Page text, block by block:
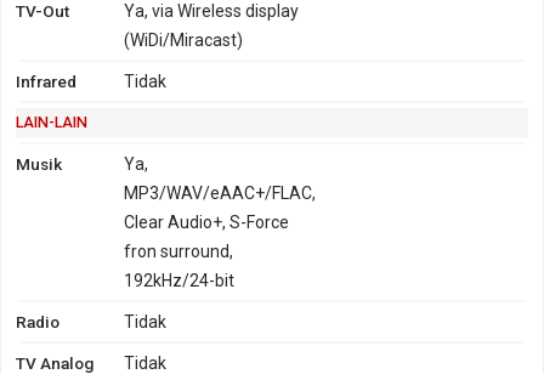
TV-Out
Ya, via Wireless display
(WiDi/Miracast)
Infrared Tidak
LAIN-LAIN
Musik
Ya,
MP3/WAV/eAAC+/FLAC,
Clear Audio+, S-Force
fron surround,
192kHz/24-bit
Radio Tidak
TV Analog Tidak